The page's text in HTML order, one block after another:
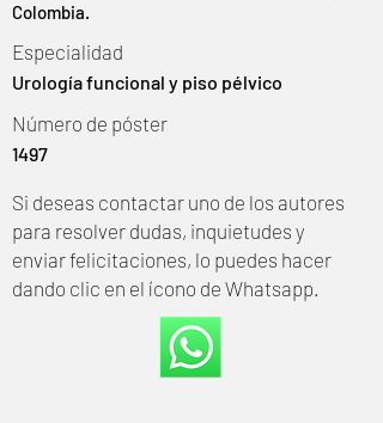
Colombia.
Especialidad
Urología funcional y piso pélvico
Número de póster
1497
Si deseas contactar uno de los autores
para resolver dudas, inquietudes y
enviar felicitaciones, lo puedes hacer
dando clic en el ícono de Whatsapp.